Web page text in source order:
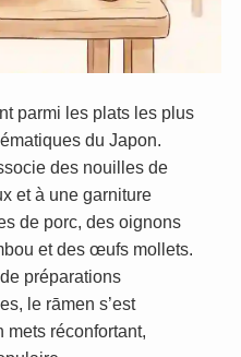
parmi les plats les plus
du Japon.
des nouilles de
et à une garniture
de porc, des oignons
et des œufs mollets.
préparations
le rāmen s’est
mets réconfortant,